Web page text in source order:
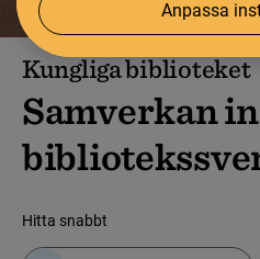
Anpassa
Kungliga biblioteket
Samverkan
Hitta snabbt